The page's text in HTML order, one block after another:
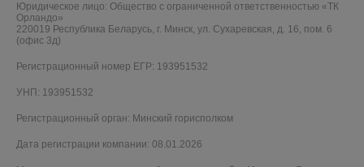
Юридическое лицо: Общество с ограниченной ответственностью «ТК
Орландо»
220019 Республика Беларусь, г. Минск, ул. Сухаревская, д. 16, пом. 6
(офис 3д)
Регистрационный номер ЕГР: 193951532
УНП: 193951532
Регистрационный орган: Минский горисполком
Дата регистрации компании: 08.01.2026